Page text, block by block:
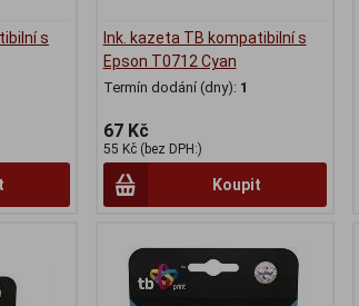
s
Ink. kazeta TB kompatibilní s
Epson T0712 Cyan
Termín dodání (dny): 1
67 Kč
55 Kč (bez DPH:)
Koupit